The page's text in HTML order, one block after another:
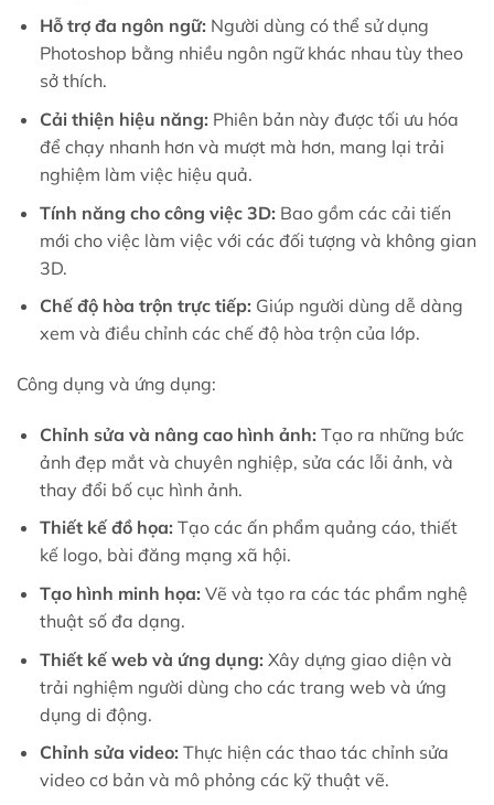
Hỗ trợ đa ngôn ngữ: Người dùng có thể sử dụng
Photoshop bằng nhiều ngôn ngữ khác nhau tùy theo
sở thích.
Cải thiện hiệu năng: Phiên bản này được tối ưu hóa
để chạy nhanh hơn và mượt mà hơn, mang lại trải
nghiệm làm việc hiệu quả.
Tính năng cho công việc 3D: Bao gồm các cải tiến
mới cho việc làm việc với các đối tượng và không gian
3D.
Chế độ hòa trộn trực tiếp: Giúp người dùng dễ dàng
xem và điều chỉnh các chế độ hòa trộn của lớp.
Công dụng và ứng dụng:
Chỉnh sửa và nâng cao hình ảnh: Tạo ra những bức
ảnh đẹp mắt và chuyên nghiệp, sửa các lỗi ảnh, và
thay đổi bố cục hình ảnh.
Thiết kế đồ họa: Tạo các ấn phẩm quảng cáo, thiết
kế logo, bài đăng mạng xã hội.
Tạo hình minh họa: Vẽ và tạo ra các tác phẩm nghệ
thuật số đa dạng.
Thiết kế web và ứng dụng: Xây dựng giao diện và
trải nghiệm người dùng cho các trang web và ứng
dụng di động.
Chỉnh sửa video: Thực hiện các thao tác chỉnh sửa
video cơ bản và mô phỏng các kỹ thuật vẽ.